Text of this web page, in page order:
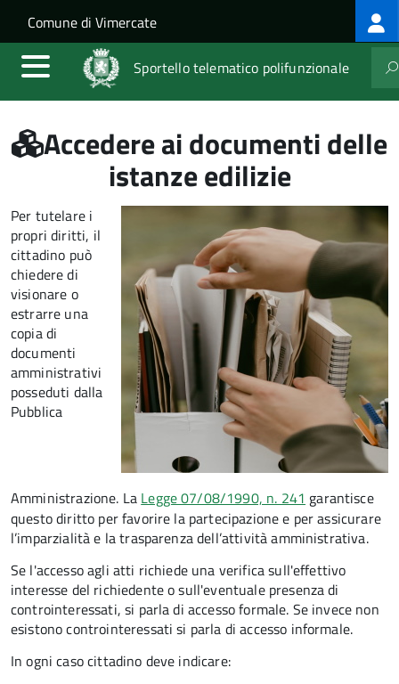
Salta al contenuto principale
Skip to site navigation
Comune di Vimercate
Sportello telematico polifunzionale
Accedere ai documenti delle
istanze edilizie
Per tutelare i
propri diritti, il
cittadino può
chiedere di
visionare o
estrarre una
copia di
documenti
amministrativi
posseduti dalla
Pubblica
Amministrazione. La Legge 07/08/1990, n. 241 garantisce
questo diritto per favorire la partecipazione e per assicurare
l’imparzialità e la trasparenza dell’attività amministrativa.
Se l'accesso agli atti richiede una verifica sull'effettivo
interesse del richiedente o sull'eventuale presenza di
controinteressati, si parla di accesso formale. Se invece non
esistono controinteressati si parla di accesso informale.
In ogni caso cittadino deve indicare: